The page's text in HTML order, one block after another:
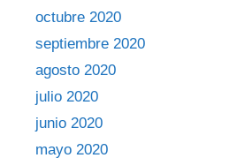
octubre 2020
septiembre 2020
agosto 2020
julio 2020
junio 2020
mayo 2020